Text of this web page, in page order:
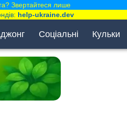
Соціальні Кульки
Звертайтеся лише
help-ukraine.dev